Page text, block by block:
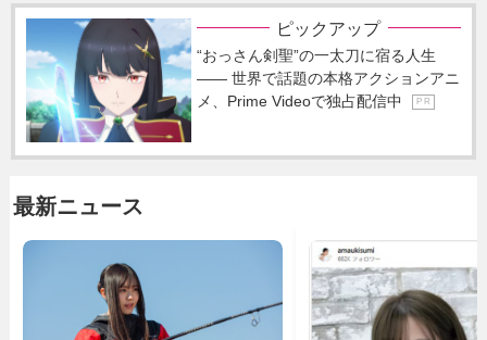
ピックアップ
“おっさん剣聖”の一太刀に宿る人生
―― 世界で話題の本格アクションアニ
メ、Prime Videoで独占配信中
P R
最新ニュース